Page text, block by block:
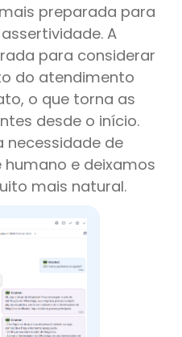
preparada para
A
para considerar
do atendimento
o que torna as
desde o início.
necessidade de
e deixamos
mais natural.